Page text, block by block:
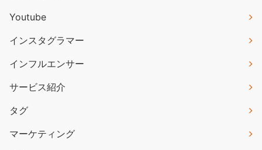
Youtube
インスタグラマー
インフルエンサー
サービス紹介
タグ
マーケティング